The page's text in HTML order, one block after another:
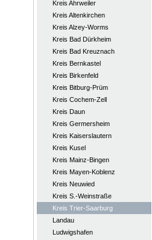
Kreis Ahrweiler
Kreis Altenkirchen
Kreis Alzey-Worms
Kreis Bad Dürkheim
Kreis Bad Kreuznach
Kreis Bernkastel
Kreis Birkenfeld
Kreis Bitburg-Prüm
Kreis Cochem-Zell
Kreis Daun
Kreis Germersheim
Kreis Kaiserslautern
Kreis Kusel
Kreis Mainz-Bingen
Kreis Mayen-Koblenz
Kreis Neuwied
Kreis S.-Weinstraße
Kreis Trier-Saarburg
Landau
Ludwigshafen